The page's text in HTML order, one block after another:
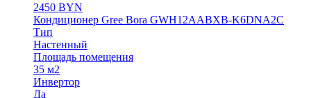
2450 BYN
Кондиционер Gree Bora GWH12ААBХB-K6DNA2С
Тип
Настенный
Площадь помещения
35 м2
Инвертор
Да